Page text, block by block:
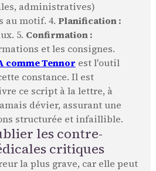
administratives)
au motif. 4. Planification :
5. Confirmation :
et les consignes.
comme Tennor est l'outil
constance. Il est
ce script à la lettre, à
dévier, assurant une
structurée et infaillible.
les contre-
critiques
la plus grave, car elle peut